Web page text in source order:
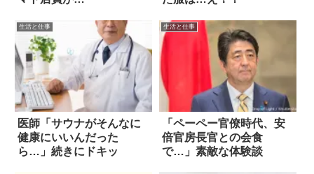
生活と仕事
医師「サウナがそんなに
健康にいいんだった
ら…」続きにドキッ
生活と仕事
「ペーペー官僚時代、安
倍官房長官との会食
で…」素敵な体験談